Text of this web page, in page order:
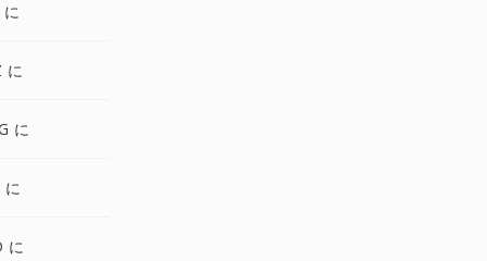
に
に
に
に